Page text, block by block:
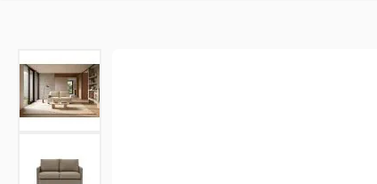
Innovation Living Neah 140